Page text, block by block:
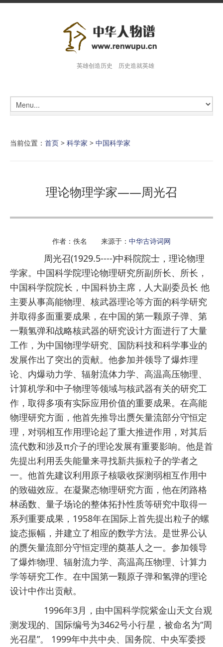
英雄创造历史 历史造就英雄
当前位置： 首页 > 科学家 > 中国科学家
理论物理学家——周光召
作者：佚名 来源于： 中华古诗词网
周光召(1929.5----)中科院院士，理论物理
学家。 中国科学院理论物理研究所副所长、所长，
中国科学院院长，中国科协主席，人大副委员长 他
主要从事高能物理、核武器理论等方面的科学研究
并取得多面重要成果，在中国的第一颗原子弹、第
一颗氢弹和战略核武器的研究设计方面进行了大量
工作，为中国物理学研究、国防科技和科学事业的
发展作出了突出的贡献。他参加并领导了爆炸理
论、内爆动力学、辐射流体力学、高温高压物理、
计算机学和中子物理等领域与核武器有关的研究工
作，取得多项有实际应用价值的重要成果。在高能
物理研究方面，他首先推导出赝矢量流部分守恒定
理，对弱相互作用理论起了重大推进作用，对其后
流代数和涉及π介子的理论发展有重要影响。他是首
先提出利用丢失能量来寻找新共振粒子的学者之
一。他首先建议利用原子核吸收探测弱相互作用中
的致磁效应。在凝聚态物理研究方面，他在闭路格
林函数、量子场论的整体拓扑性质等研究中取得一
系列重要成果，1958年在国际上首先提出粒子的螺
旋态振幅，并建立了相应的数学方法。是世界公认
的赝矢量流部分守恒定理的奠基人之一。参加领导
了爆炸物理、辐射流力学、高温高压物理、计算力
学等研究工作。在中国第一颗原子弹和氢弹的理论
设计中作出贡献。
1996年3月，由中国科学院紫金山天文台观
测发现的、国际编号为3462号小行星，被命名为“周
光召星”。 1999年中共中央、国务院、中央军委授